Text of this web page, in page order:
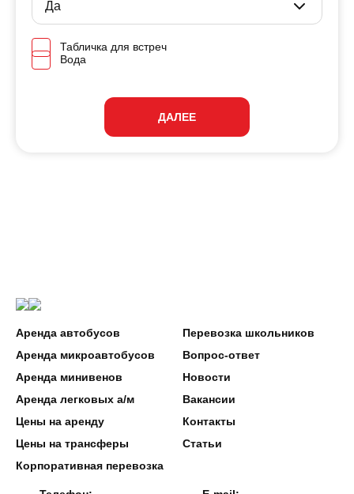
Табличка для встреч
Вода
ДАЛЕЕ
Аренда автобусов
Аренда микроавтобусов
Аренда минивенов
Аренда легковых а/м
Цены на аренду
Цены на трансферы
Корпоративная перевозка
Перевозка школьников
Вопрос-ответ
Новости
Вакансии
Контакты
Статьи